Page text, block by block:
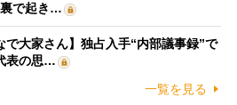
裏で起き…
で大家さん】独占入手“内部議事録”で
表の思…
一覧を見る